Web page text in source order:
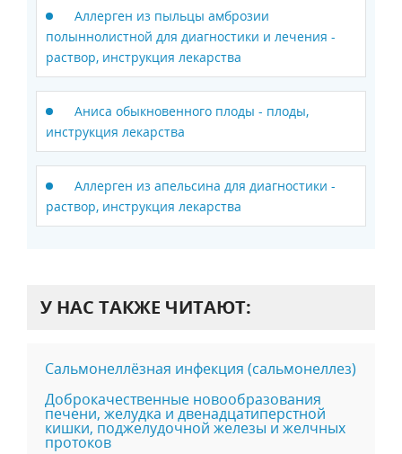
Аллерген из пыльцы амброзии
полыннолистной для диагностики и лечения -
раствор, инструкция лекарства
Аниса обыкновенного плоды - плоды,
инструкция лекарства
Аллерген из апельсина для диагностики -
раствор, инструкция лекарства
У НАС ТАКЖЕ ЧИТАЮТ:
Сальмонеллёзная инфекция (сальмонеллез)
Доброкачественные новообразования
печени, желудка и двенадцатиперстной
кишки, поджелудочной железы и желчных
протоков